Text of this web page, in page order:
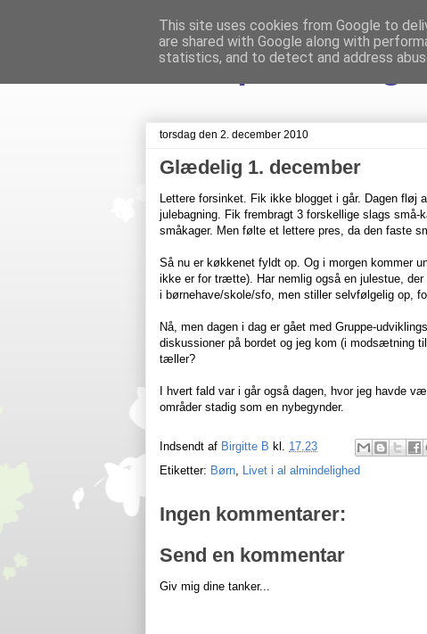
Livet på
torsdag den 2. december 2010
Glædelig 1. december
Lettere forsinket. Fik ikke blogget i går. Dagen fløj
julebagning. Fik frembragt 3 forskellige slags
småkager. Men følte et lettere pres, da den faste
Så nu er køkkenet fyldt op. Og i morgen kommer
ikke er for trætte). Har nemlig også en julestue,
i børnehave/skole/sfo, men stiller selvfølgelig op,
Nå, men dagen i dag er gået med Gruppe-
diskussioner på bordet og jeg kom (i modsætning
tæller?
I hvert fald var i går også dagen, hvor jeg havde
områder stadig som en nybegynder.
Indsendt af Birgitte B kl. 17.23
Etiketter: Børn, Livet i al almindelighed
Ingen kommentarer:
Send en kommentar
Giv mig dine tanker...
This site uses cookies from Google to
are shared with Google along with
statistics, and to detect and address